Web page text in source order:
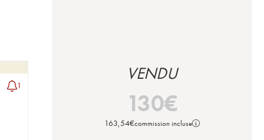
1
VENDU
130€
163,54€commission incluse